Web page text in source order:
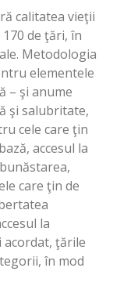
calitatea vieţii
de ţări, în
Metodologia
elementele
– şi anume
şi salubritate,
cele care ţin
accesul la
care ţin de
la
acordat, ţările
în mod